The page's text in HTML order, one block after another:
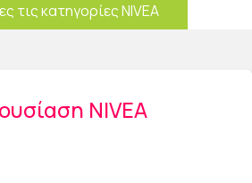
τις κατηγορίες NIVEA
NIVEA